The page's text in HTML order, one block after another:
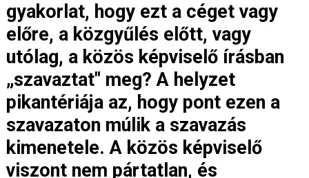
gyakorlat, hogy ezt a céget vagy
előre, a közgyűlés előtt, vagy
utólag, a közös képviselő írásban
„szavaztat" meg? A helyzet
pikantériája az, hogy pont ezen a
szavazaton múlik a szavazás
kimenetele. A közös képviselő
viszont nem pártatlan, és